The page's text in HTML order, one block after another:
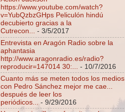
https://www.youtube.com/watch?
v=YubQzbzGHps Peliculón hindú
decubierto gracias a la
Cutrecon... - 3/5/2017
Entrevista en Aragón Radio sobre la
aphantasia
http://www.aragonradio.es/radio?
reproducir=147014 30:...
- 10/7/2016
Cuanto más se meten todos los medios
con Pedro Sánchez mejor me cae...
después de leer los
periódicos...
- 9/29/2016